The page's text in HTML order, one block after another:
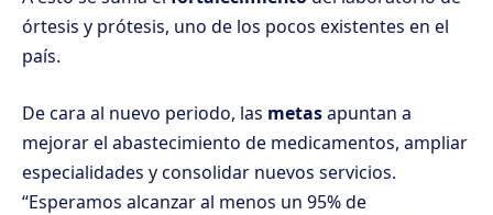
órtesis y prótesis, uno de los pocos existentes en el
país.
De cara al nuevo periodo, las metasapuntan a
mejorar el abastecimiento de medicamentos, ampliar
especialidades y consolidar nuevos servicios.
“Esperamos alcanzar al menos un 95% de